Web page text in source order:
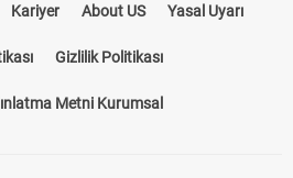
hipodromda, hangi atların
için ideal bir kaynaktır. Bizim
Kariyer About US Yasal Uyarı
Gizlilik Politikası
Metni Kurumsal